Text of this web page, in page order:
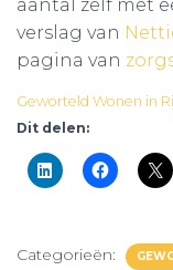
aantal zelf met
verslag van
pagina van
Geworteld Wonen in
Dit delen:
Categorieën: